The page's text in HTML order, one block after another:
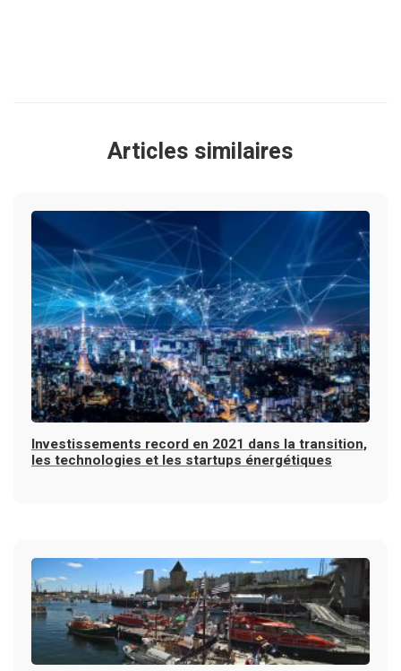
Articles similaires
Investissements record en 2021 dans la transition,
les technologies et les startups énergétiques